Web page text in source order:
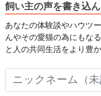
飼い主の声を書き込
あなたの体験談やハウツ
んやその愛猫の為にもな
と人の共同生活をより豊